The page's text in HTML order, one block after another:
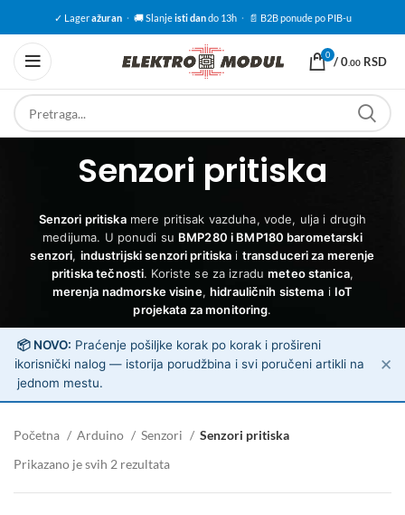
✓ Lageražuran · 🚚 Slanjeisti dando 13h · 📄 B2B ponude po PIB-u
0 /0.00 RSD
Senzori pritiska
Senzori pritiskamere pritisak vazduha, vode, ulja i drugih
medijuma. U ponudi su BMP280 i BMP180 barometarski
senzori, industrijski senzori pritiska i transduceri za merenje
pritiska tečnosti. Koriste se za izradumeteo stanica,
merenja nadmorske visine, hidrauličnih sistema i IoT
projekata za monitoring.
ℹ️
📦 NOVO: Praćenje pošiljke korak po korak i prošireni
korisnički nalog — istorija porudžbina i svi poručeni artikli na
jednom mestu.
✕
Početna Arduino Senzori
Senzori pritiska
Prikazano je svih 2 rezultata